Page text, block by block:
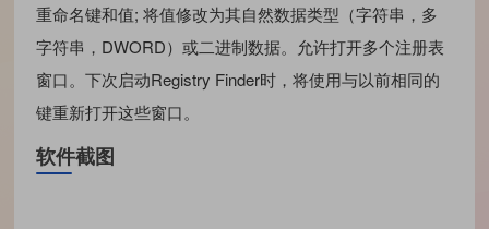
重命名键和值; 将值修改为其自然数据类型（字符串，多
字符串，DWORD）或二进制数据。允许打开多个注册表
窗口。下次启动Registry Finder时，将使用与以前相同的
键重新打开这些窗口。
软件截图